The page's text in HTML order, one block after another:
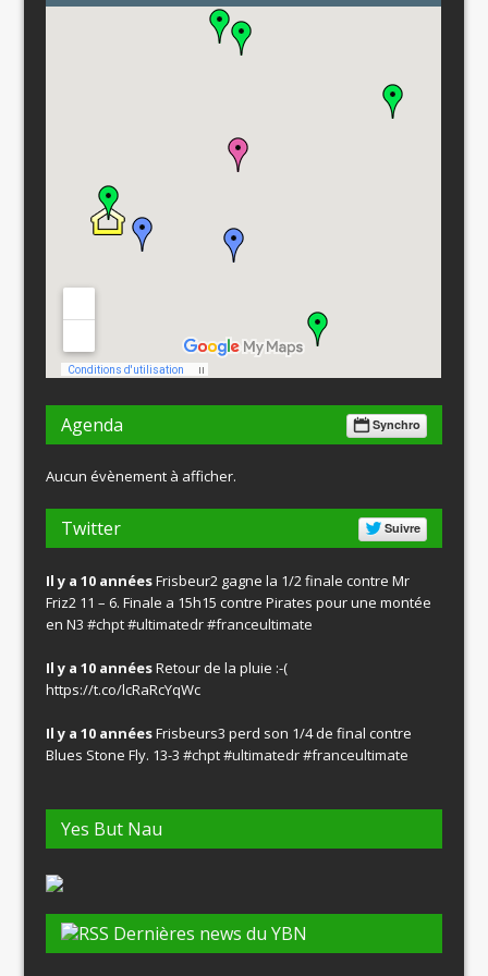
Agenda Synchro
Aucun évènement à afficher.
Twitter Suivre
Il y a 10 annéesFrisbeur2 gagne la 1/2 finale contre Mr
Friz2 11 – 6. Finale a 15h15 contre Pirates pour une montée
en N3#chpt#ultimatedr#franceultimate
Il y a 10 annéesRetour de la pluie :-(
https://t.co/lcRaRcYqWc
Il y a 10 annéesFrisbeurs3 perd son 1/4 de final contre
Blues Stone Fly. 13-3#chpt#ultimatedr#franceultimate
Yes But Nau
Dernières news du YBN